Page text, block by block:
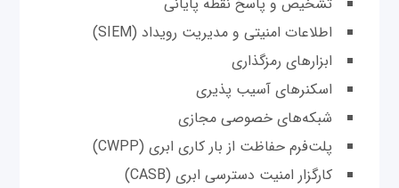
اطلاعات امنیتی و مدیریت رویداد (SIEM)
ابزارهای رمزگذاری
اسکنرهای آسیب پذیری
شبکه‌های خصوصی مجازی
پلت‌فرم حفاظت از بار کاری ابری (CWPP)
کارگزار امنیت دسترسی ابری (CASB)